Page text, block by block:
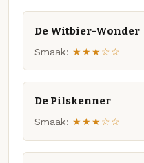
De Witbier-Wonder
Smaak: ★★★☆☆
De Pilskenner
Smaak: ★★★☆☆